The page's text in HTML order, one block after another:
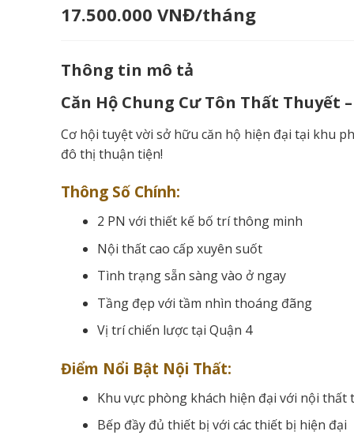
17.500.000 VNĐ/tháng
Thông tin mô tả
Căn Hộ Chung Cư Tôn Thất Thuyết
Cơ hội tuyệt vời sở hữu căn hộ hiện đại tại khu
đô thị thuận tiện!
Thông Số Chính:
2 PN với thiết kế bố trí thông minh
Nội thất cao cấp xuyên suốt
Tình trạng sẵn sàng vào ở ngay
Tầng đẹp với tầm nhìn thoáng đãng
Vị trí chiến lược tại Quận 4
Điểm Nổi Bật Nội Thất:
Khu vực phòng khách hiện đại với nội thất
Bếp đầy đủ thiết bị với các thiết bị hiện đại